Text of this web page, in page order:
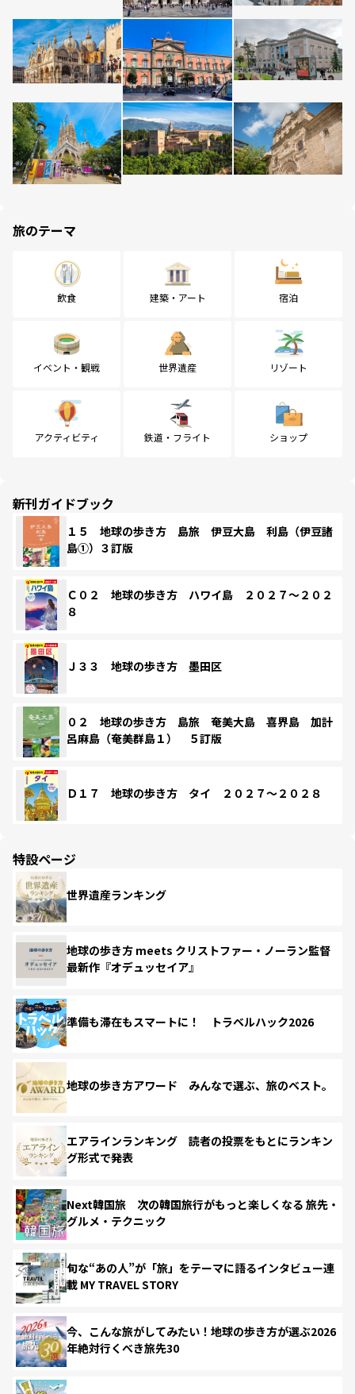
旅のテーマ
飲食 建築・アート 宿泊
イベント・観戦 世界遺産 リゾート
アクティビティ 鉄道・フライト ショップ
新刊ガイドブック
１５ 地球の歩き方 島旅 伊豆大島 利島（伊豆諸
島①）３訂版
Ｃ０２ 地球の歩き方 ハワイ島 ２０２７～２０２
８
Ｊ３３ 地球の歩き方 墨田区
０２ 地球の歩き方 島旅 奄美大島 喜界島 加計
呂麻島（奄美群島１） ５訂版
Ｄ１７ 地球の歩き方 タイ ２０２７～２０２８
特設ページ
世界遺産ランキング
地球の歩き方 meets クリストファー・ノーラン監督
最新作『オデュッセイア』
準備も滞在もスマートに！ トラベルハック2026
地球の歩き方アワード みんなで選ぶ、旅のベスト。
エアラインランキング 読者の投票をもとにランキン
グ形式で発表
Next韓国旅 次の韓国旅行がもっと楽しくなる 旅先・
グルメ・テクニック
旬な“あの人”が「旅」をテーマに語るインタビュー連
載 MY TRAVEL STORY
今、こんな旅がしてみたい！地球の歩き方が選ぶ2026
年絶対行くべき旅先30